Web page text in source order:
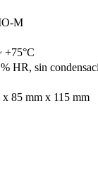
M
+75°C
HR, sin
x 85 mm x 115 mm